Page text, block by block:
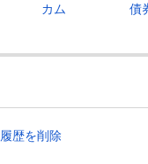
カム
債
履歴を削除